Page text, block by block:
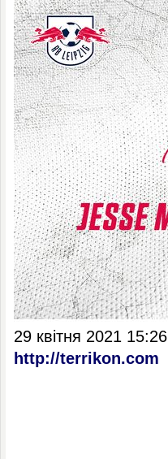
29 квітня 2021 15:26
http://terrikon.com